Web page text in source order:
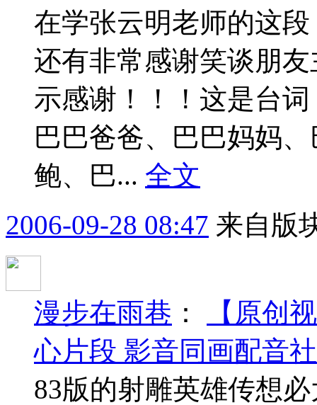
在学张云明老师的这
还有非常感谢笑谈朋
示感谢！！！这是台
巴巴爸爸、巴巴妈妈
鲍、巴... 全文
2006-09-28 08:47 来自版
漫步在雨巷 ：
【原创
心片段 影音同画配音
83版的射雕英雄传想